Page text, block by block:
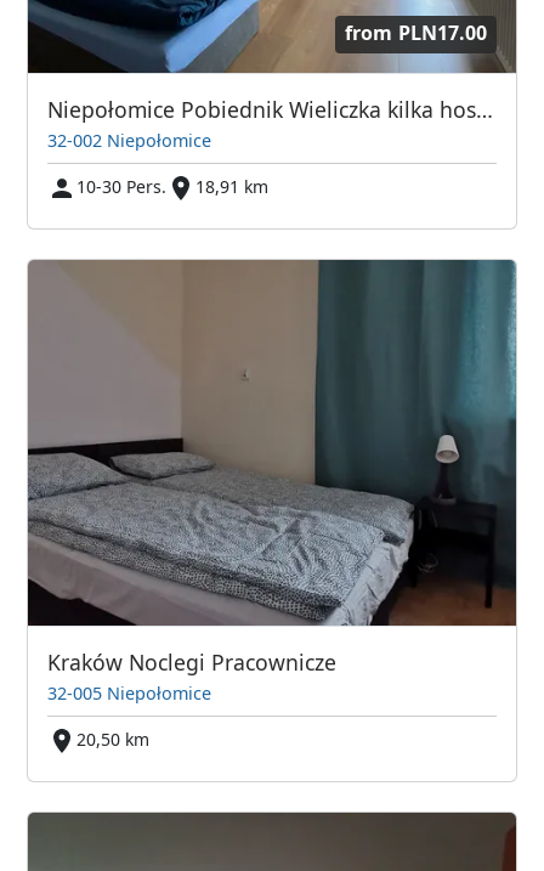
from PLN17.00
Niepołomice Pobiednik Wieliczka kilka hosteli
32-002 Niepołomice
10-30 Pers.
18,91 km
Kraków Noclegi Pracownicze
32-005 Niepołomice
20,50 km